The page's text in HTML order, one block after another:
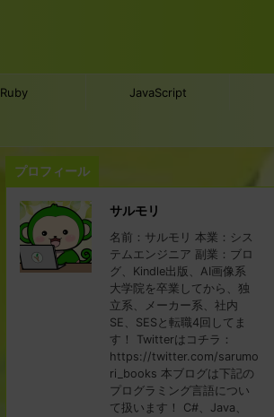
Ruby JavaScript
プロフィール
サルモリ
名前：サルモリ 本業：シス
テムエンジニア 副業：ブロ
グ、Kindle出版、AI画像系
大学院を卒業してから、独
立系、メーカー系、社内
SE、SESと転職4回してま
す！ Twitterはコチラ：
https://twitter.com/sarumo
ri_books 本ブログは下記の
プログラミング言語につい
て扱います！ C#、Java、